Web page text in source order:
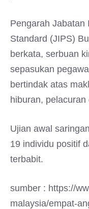
Pengarah Jabatan
Standard (JIPS)
berkata, serbuan
sepasukan
bertindak atas
hiburan,
Ujian awal
19 individu positif
terbabit.
sumber : https://
malaysia/empat-